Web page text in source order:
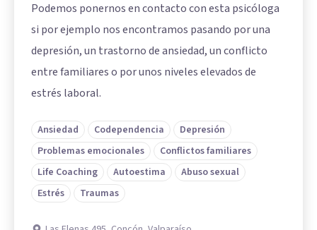
Podemos ponernos en contacto con esta psicóloga
si por ejemplo nos encontramos pasando por una
depresión, un trastorno de ansiedad, un conflicto
entre familiares o por unos niveles elevados de
estrés laboral.
Ansiedad Codependencia
Depresión
Problemas emocionales
Conflictos familiares
Life Coaching
Autoestima
Abuso sexual
Estrés
Traumas